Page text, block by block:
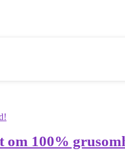
100%